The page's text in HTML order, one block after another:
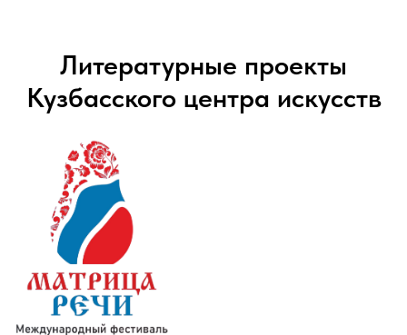
Литературные проекты
Кузбасского центра искусств
Международный фестиваль
русского языка и литературы